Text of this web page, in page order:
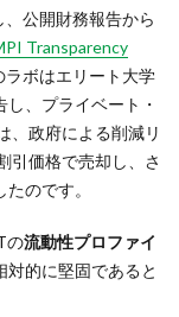
公開財務報告から
Transparency
ラボはエリート大学
し、プライベート・
、政府による削減リ
引価格で売却し、さ
のです。
の流動性プロファイ
的に堅固であると